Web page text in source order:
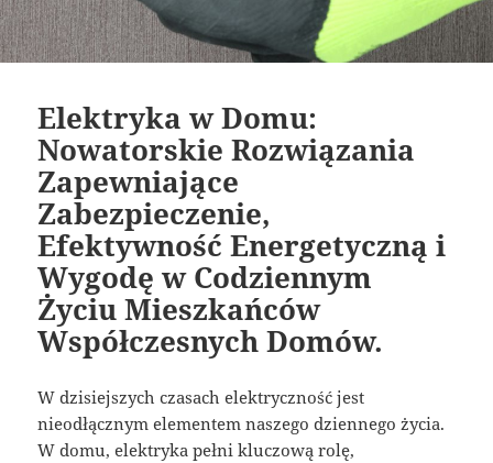
Elektryka w Domu:
Nowatorskie Rozwiązania
Zapewniające
Zabezpieczenie,
Efektywność Energetyczną i
Wygodę w Codziennym
Życiu Mieszkańców
Współczesnych Domów.
W dzisiejszych czasach elektryczność jest
nieodłącznym elementem naszego dziennego życia.
W domu, elektryka pełni kluczową rolę,